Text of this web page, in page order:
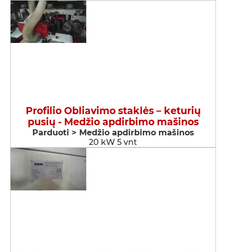
Profilio Obliavimo staklės – keturių
pusių - Medžio apdirbimo mašinos
Parduoti > Medžio apdirbimo mašinos
20 kW 5 vnt